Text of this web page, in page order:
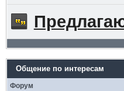
Общение по интересам
Форум